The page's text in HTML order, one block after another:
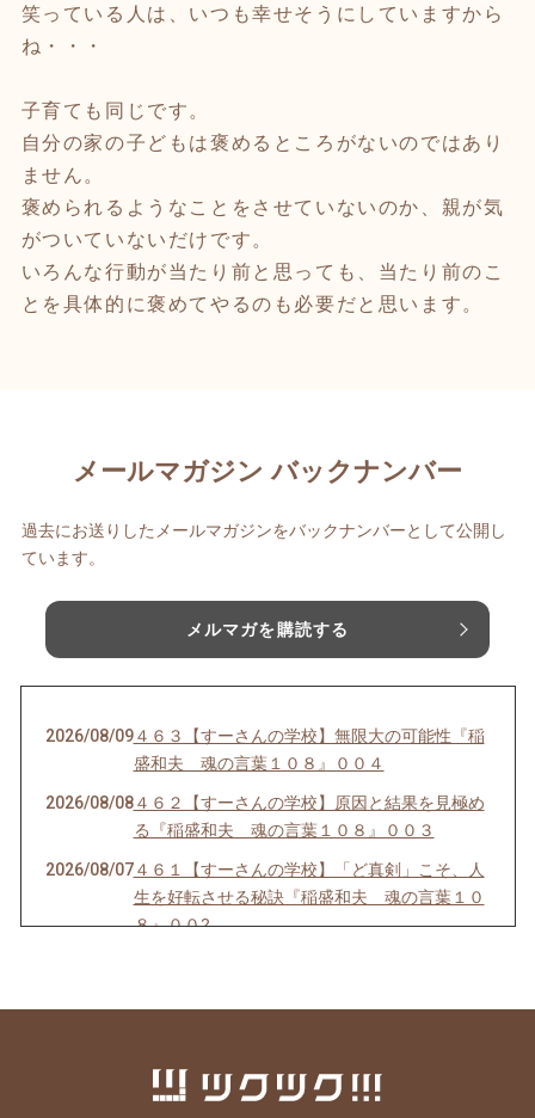
笑っている人は、いつも幸せそうにしていますから
ね・・・
子育ても同じです。
自分の家の子どもは褒めるところがないのではあり
ません。
褒められるようなことをさせていないのか、親が気
がついていないだけです。
いろんな行動が当たり前と思っても、当たり前のこ
とを具体的に褒めてやるのも必要だと思います。
メールマガジン バックナンバー
過去にお送りしたメールマガジンをバックナンバーとして公開し
ています。
メルマガを購読する
2026/08/09４６３【すーさんの学校】無限大の可能性『稲
盛和夫 魂の言葉１０８』００４
2026/08/08４６２【すーさんの学校】原因と結果を見極め
る『稲盛和夫 魂の言葉１０８』００３
2026/08/07４６１【すーさんの学校】「ど真剣」こそ、人
生を好転させる秘訣『稲盛和夫 魂の言葉１０
８』００2
４５８【すーさんの学校】賢者は愚者からも学